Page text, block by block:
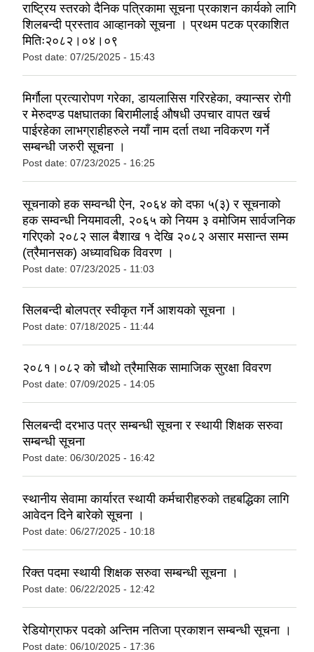
राष्ट्रिय स्तरको दैनिक पत्रिकामा सूचना प्रकाशन कार्यको लागि
शिलबन्दी प्रस्ताव आव्हानको सूचना । प्रथम पटक प्रकाशित
मितिः२०८२।०४।०९
Post date: 07/25/2025 - 15:43
मिर्गौला प्रत्यारोपण गरेका, डायलासिस गरिरहेका, क्यान्सर रोगी
र मेरुदण्ड पक्षघातका बिरामीलाई ‍औषधी उपचार वापत खर्च
पाईरहेका लाभग्राहीहरुले नयाँ नाम दर्ता तथा नविकरण गर्ने
सम्बन्धी जरुरी सूचना ।
Post date: 07/23/2025 - 16:25
सूचनाको हक सम्वन्धी ऐन, २०६४ को दफा ५(३) र सूचनाको
हक सम्वन्धी नियमावली, २०६५ को नियम ३ वमोजिम सार्वजनिक
गरिएको २०८२ साल बैशाख १ देखि २०८२ असार मसान्त सम्म
(त्रैमानसक) अध्यावधिक विवरण ।
Post date: 07/23/2025 - 11:03
सिलबन्दी बोलपत्र स्वीकृत गर्ने आशयको सूचना ।
Post date: 07/18/2025 - 11:44
२०८१।०८२ को चौथो त्रैमासिक सामाजिक सुरक्षा विवरण
Post date: 07/09/2025 - 14:05
सिलबन्दी दरभाउ पत्र सम्बन्धी सूचना र स्थायी शिक्षक सरुवा
सम्बन्धी सूचना
Post date: 06/30/2025 - 16:42
स्थानीय सेवामा कार्यारत स्थायी कर्मचारीहरुको तहबद्धिका लागि
आवेदन दिने बारेको सूचना ।
Post date: 06/27/2025 - 10:18
रिक्त पदमा स्थायी शिक्षक सरुवा सम्बन्धी सूचना ।
Post date: 06/22/2025 - 12:42
रेडियोग्राफर पदको अन्तिम नतिजा प्रकाशन सम्बन्धी सूचना ।
Post date: 06/10/2025 - 17:36